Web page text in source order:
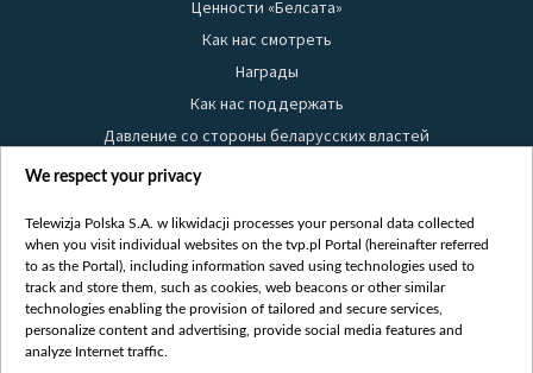
Ценности «Белсата»
Как нас смотреть
Награды
Как нас поддержать
Давление со стороны беларусских властей
Правила использования материалов
Безопасность
Youtube
Белсат news
Белсат Life
We respect your privacy
Telewizja Polska S.A. w likwidacji processes your personal data collected
when you visit individual websites on the tvp.pl Portal (hereinafter referred
to as the Portal), including information saved using technologies used to
track and store them, such as cookies, web beacons or other similar
technologies enabling the provision of tailored and secure services,
personalize content and advertising, provide social media features and
analyze Internet traffic.